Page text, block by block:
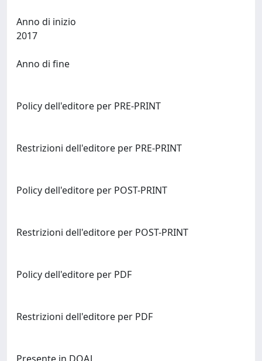
Anno di inizio
Anno di fine
Policy dell'editore per PRE-PRINT
Restrizioni dell'editore per PRE-PRINT
Policy dell'editore per POST-PRINT
Restrizioni dell'editore per POST-PRINT
Policy dell'editore per PDF
Restrizioni dell'editore per PDF